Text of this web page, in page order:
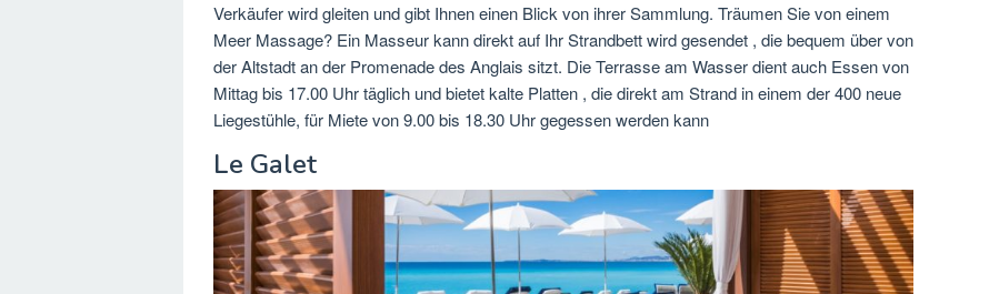
Verkäufer wird gleiten und gibt Ihnen einen Blick von ihrer Sammlung. Träumen Sie von einem
Meer Massage? Ein Masseur kann direkt auf Ihr Strandbett wird gesendet , die bequem über von
der Altstadt an der Promenade des Anglais sitzt. Die Terrasse am Wasser dient auch Essen von
Mittag bis 17.00 Uhr täglich und bietet kalte Platten , die direkt am Strand in einem der 400 neue
Liegestühle, für Miete von 9.00 bis 18.30 Uhr gegessen werden kann
Le Galet